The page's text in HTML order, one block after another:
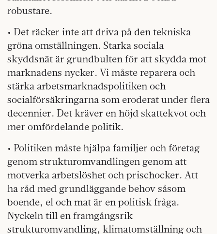
robustare.
• Det räcker inte att driva på den tekniska
gröna omställningen. Starka sociala
skyddsnät är grundbulten för att skydda mot
marknadens nycker. Vi måste reparera och
stärka arbetsmarknadspolitiken och
socialförsäkringarna som eroderat under flera
decennier. Det kräver en höjd skattekvot och
mer omfördelande politik.
• Politiken måste hjälpa familjer och företag
genom strukturomvandlingen genom att
motverka arbetslöshet och prischocker. Att
ha råd med grundläggande behov såsom
boende, el och mat är en politisk fråga.
Nyckeln till en framgångsrik
strukturomvandling, klimatomställning och